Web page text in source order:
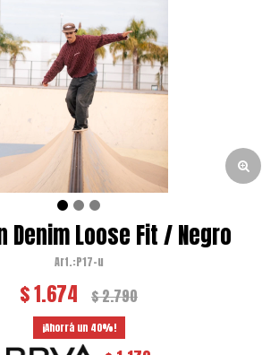
Denim Loose Fit / Negro
P17-u
$1.674 $2.790
40